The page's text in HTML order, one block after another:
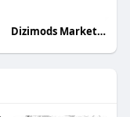
Dizimods Marketing